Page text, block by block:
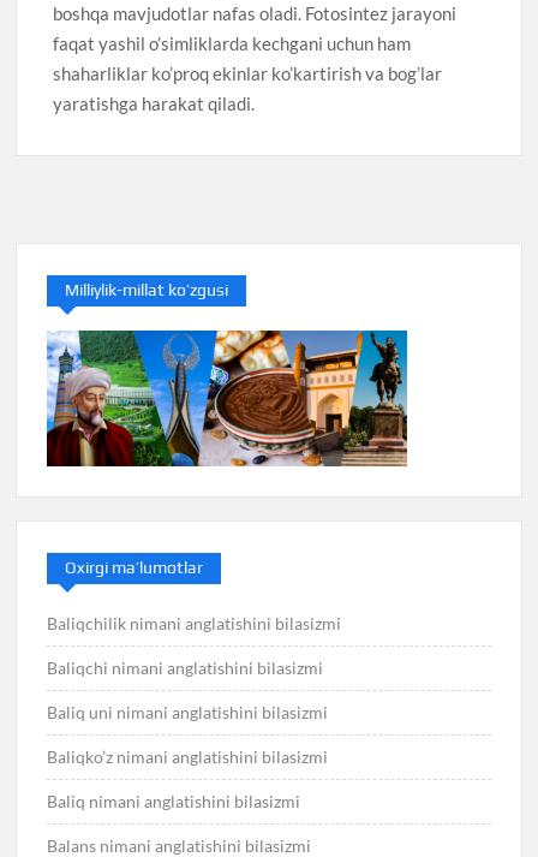
boshqa mavjudotlar nafas oladi. Fotosintez jarayoni
faqat yashil o’simliklarda kechgani uchun ham
shaharliklar ko’proq ekinlar ko’kartirish va bog’lar
yaratishga harakat qiladi.
Milliylik-millat ko’zgusi
Oxirgi ma’lumotlar
Baliqchilik nimani anglatishini bilasizmi
Baliqchi nimani anglatishini bilasizmi
Baliq uni nimani anglatishini bilasizmi
Baliqko’z nimani anglatishini bilasizmi
Baliq nimani anglatishini bilasizmi
Balans nimani anglatishini bilasizmi